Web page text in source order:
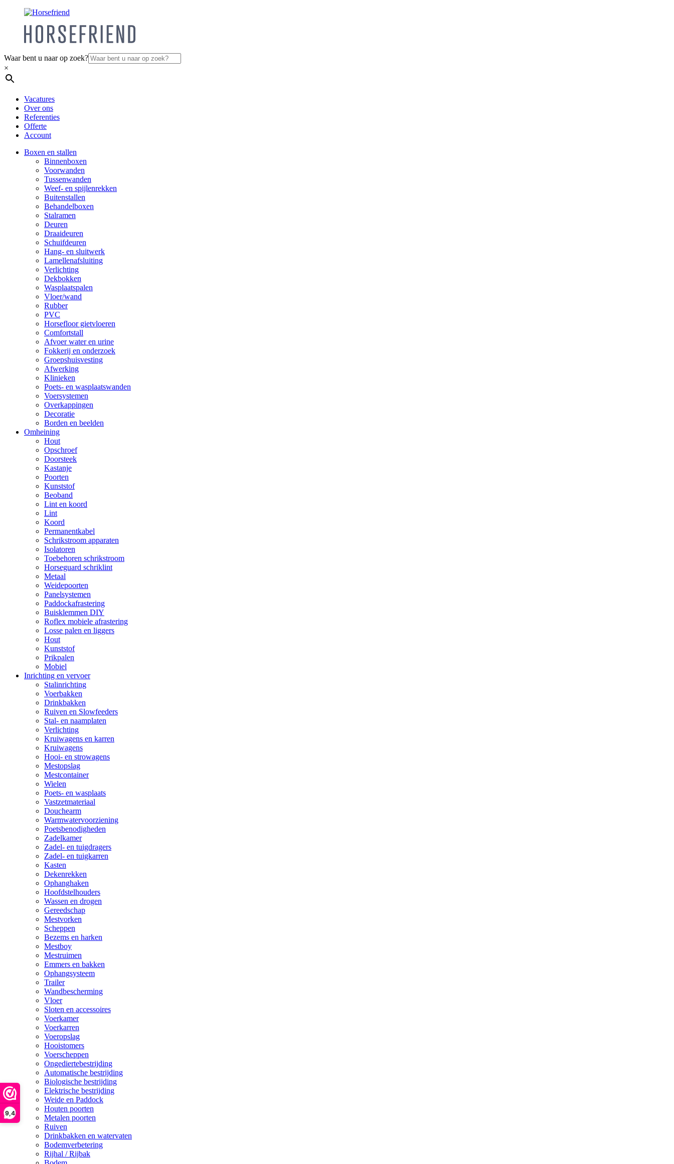
9,4
Waar bent u naar op zoek?
×
Vacatures
Over ons
Referenties
Offerte
Account
Boxen en stallen
Binnenboxen
Voorwanden
Tussenwanden
Weef- en spijlenrekken
Buitenstallen
Behandelboxen
Stalramen
Deuren
Draaideuren
Schuifdeuren
Hang- en sluitwerk
Lamellenafsluiting
Verlichting
Dekbokken
Wasplaatspalen
Vloer/wand
Rubber
PVC
Horsefloor gietvloeren
Comfortstall
Afvoer water en urine
Fokkerij en onderzoek
Groepshuisvesting
Afwerking
Klinieken
Poets- en wasplaatswanden
Voersystemen
Overkappingen
Decoratie
Borden en beelden
Omheining
Hout
Opschroef
Doorsteek
Kastanje
Poorten
Kunststof
Beoband
Lint en koord
Lint
Koord
Permanentkabel
Schrikstroom apparaten
Isolatoren
Toebehoren schrikstroom
Horseguard schriklint
Metaal
Weidepoorten
Panelsystemen
Paddockafrastering
Buisklemmen DIY
Roflex mobiele afrastering
Losse palen en liggers
Hout
Kunststof
Prikpalen
Mobiel
Inrichting en vervoer
Stalinrichting
Voerbakken
Drinkbakken
Ruiven en Slowfeeders
Stal- en naamplaten
Verlichting
Kruiwagens en karren
Kruiwagens
Hooi- en strowagens
Mestopslag
Mestcontainer
Wielen
Poets- en wasplaats
Vastzetmateriaal
Douchearm
Warmwatervoorziening
Poetsbenodigheden
Zadelkamer
Zadel- en tuigdragers
Zadel- en tuigkarren
Kasten
Dekenrekken
Ophanghaken
Hoofdstelhouders
Wassen en drogen
Gereedschap
Mestvorken
Scheppen
Bezems en harken
Mestboy
Mestruimen
Emmers en bakken
Ophangsysteem
Trailer
Wandbescherming
Vloer
Sloten en accessoires
Voerkamer
Voerkarren
Voeropslag
Hooistomers
Voerscheppen
Ongediertebestrijding
Automatische bestrijding
Biologische bestrijding
Elektrische bestrijding
Weide en Paddock
Houten poorten
Metalen poorten
Ruiven
Drinkbakken en watervaten
Bodemverbetering
Rijhal / Rijbak